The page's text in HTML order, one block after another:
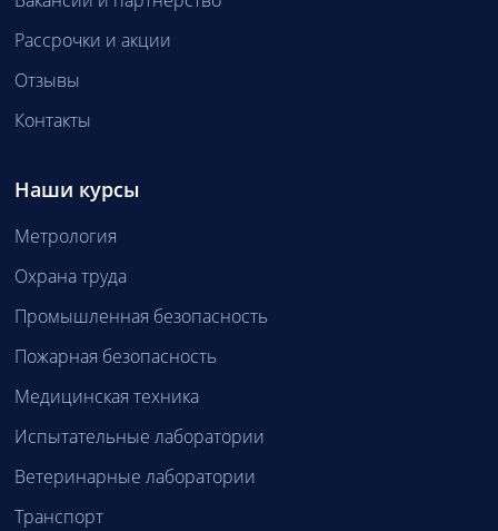
Рассрочки и акции
Отзывы
Контакты
Наши курсы
Метрология
Охрана труда
Промышленная безопасность
Пожарная безопасность
Медицинская техника
Испытательные лаборатории
Ветеринарные лаборатории
Транспорт